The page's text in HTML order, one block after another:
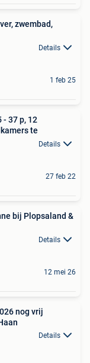
zwembad,
Details
1 feb 25
- 37 p, 12
te
Details
27 feb 22
bij Plopsaland &
Details
12 mei 26
vrij
Details